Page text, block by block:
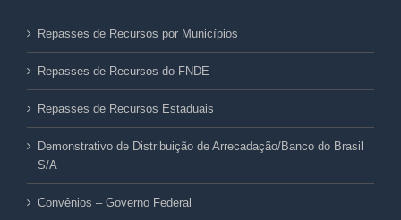
Repasses de Recursos por Municípios
Repasses de Recursos do FNDE
Repasses de Recursos Estaduais
Demonstrativo de Distribuição de Arrecadação/Banco do Brasil
S/A
Convênios – Governo Federal